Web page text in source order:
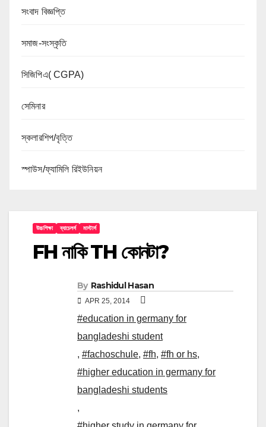
সংবাদ বিজ্ঞপ্তি
সমাজ-সংস্কৃতি
সিজিপিএ( CGPA)
সেমিনার
স্কলারশিপ/বৃত্তি
স্পাউস/ফ্যামিলি রিইউনিয়ন
উচ্চশিক্ষা ব্যাচেলর্স মাস্টার্স
FH নাকি TH কোনটা?
By Rashidul Hasan
APR 25, 2014
#education in germany for
bangladeshi student
, #fachoschule, #fh, #fh or hs,
#higher education in germany for
bangladeshi students
,